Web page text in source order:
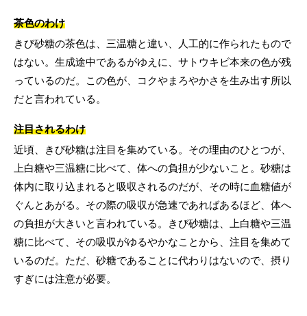
茶色のわけ
きび砂糖の茶色は、三温糖と違い、人工的に作られたもので
はない。生成途中であるがゆえに、サトウキビ本来の色が残
っているのだ。この色が、コクやまろやかさを生み出す所以
だと言われている。
注目されるわけ
近頃、きび砂糖は注目を集めている。その理由のひとつが、
上白糖や三温糖に比べて、体への負担が少ないこと。砂糖は
体内に取り込まれると吸収されるのだが、その時に血糖値が
ぐんとあがる。その際の吸収が急速であればあるほど、体へ
の負担が大きいと言われている。きび砂糖は、上白糖や三温
糖に比べて、その吸収がゆるやかなことから、注目を集めて
いるのだ。ただ、砂糖であることに代わりはないので、摂り
すぎには注意が必要。